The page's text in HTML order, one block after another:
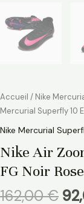
Accueil / Nike
Mercurial Superfly 10
Nike Mercurial
Nike Air
FG Noir Rose
162,00€